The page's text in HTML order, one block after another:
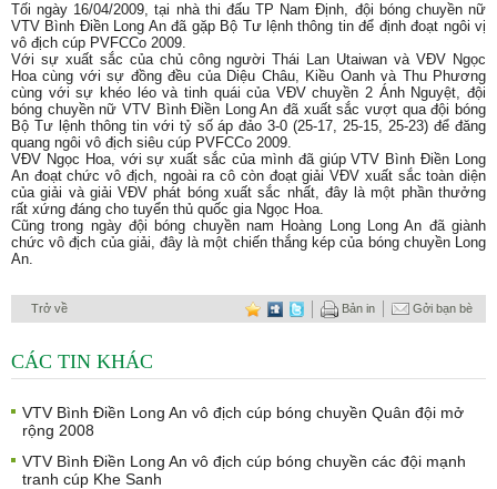
Tối ngày 16/04/2009, tại nhà thi đấu TP Nam Định, đội bóng chuyền nữ
VTV Bình Điền Long An đã gặp Bộ Tư lệnh thông tin để định đoạt ngôi vị
vô địch cúp PVFCCo 2009.
Với sự xuất sắc của chủ công người Thái Lan Utaiwan và VĐV Ngọc
Hoa cùng với sự đồng đều của Diệu Châu, Kiều Oanh và Thu Phương
cùng với sự khéo léo và tinh quái của VĐV chuyền 2 Ánh Nguyệt, đội
bóng chuyền nữ VTV Bình Điền Long An đã xuất sắc vượt qua đội bóng
Bộ Tư lệnh thông tin với tỷ số áp đảo 3-0 (25-17, 25-15, 25-23) để đăng
quang ngôi vô địch siêu cúp PVFCCo 2009.
VĐV Ngọc Hoa, với sự xuất sắc của mình đã giúp VTV Bình Điền Long
An đoạt chức vô địch, ngoài ra cô còn đoạt giải VĐV xuất sắc toàn diện
của giải và giải VĐV phát bóng xuất sắc nhất, đây là một phần thưởng
rất xứng đáng cho tuyển thủ quốc gia Ngọc Hoa.
Cũng trong ngày đội bóng chuyền nam Hoàng Long Long An đã giành
chức vô địch của giải, đây là một chiến thắng kép của bóng chuyền Long
An.
Trở về Gởi bạn bè
Bản in
CÁC TIN KHÁC
VTV Bình Điền Long An vô địch cúp bóng chuyền Quân đội mở
rộng 2008
VTV Bình Điền Long An vô địch cúp bóng chuyền các đội mạnh
tranh cúp Khe Sanh